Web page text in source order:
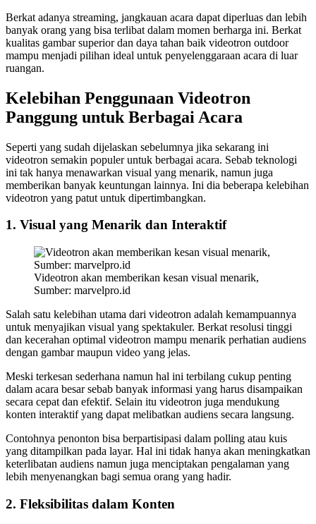
Berkat adanya streaming, jangkauan acara dapat diperluas dan lebih
banyak orang yang bisa terlibat dalam momen berharga ini. Berkat
kualitas gambar superior dan daya tahan baik videotron outdoor
mampu menjadi pilihan ideal untuk penyelenggaraan acara di luar
ruangan.
Kelebihan Penggunaan Videotron
Panggung untuk Berbagai Acara
Seperti yang sudah dijelaskan sebelumnya jika sekarang ini
videotron semakin populer untuk berbagai acara. Sebab teknologi
ini tak hanya menawarkan visual yang menarik, namun juga
memberikan banyak keuntungan lainnya. Ini dia beberapa kelebihan
videotron yang patut untuk dipertimbangkan.
1. Visual yang Menarik dan Interaktif
Videotron akan memberikan kesan visual menarik,
Sumber: marvelpro.id
Salah satu kelebihan utama dari videotron adalah kemampuannya
untuk menyajikan visual yang spektakuler. Berkat resolusi tinggi
dan kecerahan optimal videotron mampu menarik perhatian audiens
dengan gambar maupun video yang jelas.
Meski terkesan sederhana namun hal ini terbilang cukup penting
dalam acara besar sebab banyak informasi yang harus disampaikan
secara cepat dan efektif. Selain itu videotron juga mendukung
konten interaktif yang dapat melibatkan audiens secara langsung.
Contohnya penonton bisa berpartisipasi dalam polling atau kuis
yang ditampilkan pada layar. Hal ini tidak hanya akan meningkatkan
keterlibatan audiens namun juga menciptakan pengalaman yang
lebih menyenangkan bagi semua orang yang hadir.
2. Fleksibilitas dalam Konten